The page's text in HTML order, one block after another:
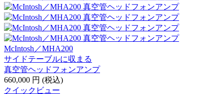
McIntosh／MHA200
サイドテーブルに収まる
真空管ヘッドフォンアンプ
660,000 円 (税込)
クイックビュー